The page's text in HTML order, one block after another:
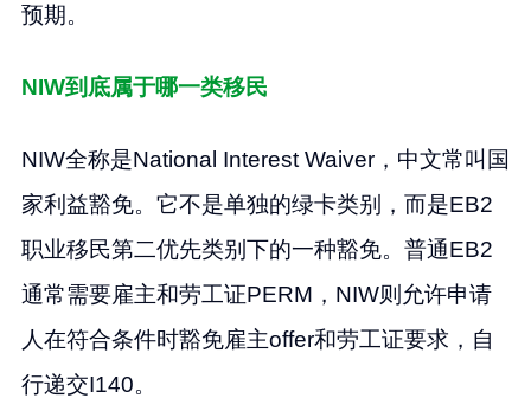
预期。
NIW到底属于哪一类移民
NIW全称是National Interest Waiver，中文常叫国
家利益豁免。它不是单独的绿卡类别，而是EB2
职业移民第二优先类别下的一种豁免。普通EB2
通常需要雇主和劳工证PERM，NIW则允许申请
人在符合条件时豁免雇主offer和劳工证要求，自
行递交I140。